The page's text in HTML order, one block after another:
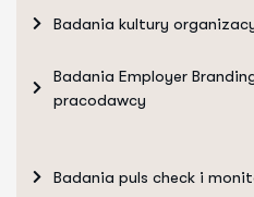
Badania kultury
Badania Employer
pracodawcy
Badania puls check i